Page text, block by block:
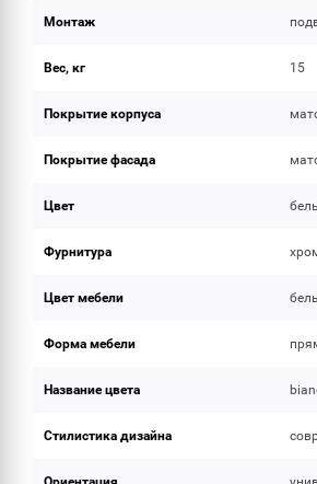
Монтаж
Вес, кг 15
Покрытие корпуса
Покрытие фасада
Цвет
Фурнитура
Цвет мебели
Форма мебели
Название цвета
Стилистика дизайна